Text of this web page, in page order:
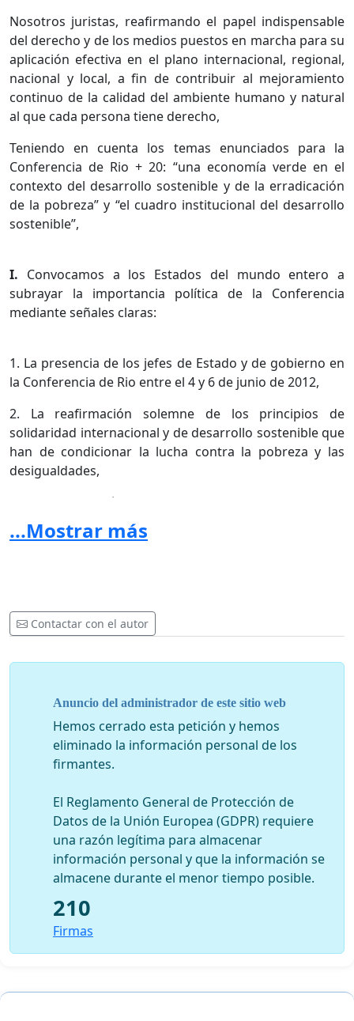
Nosotros juristas, reafirmando el papel indispensable
del derecho y de los medios puestos en marcha para su
aplicación efectiva en el plano internacional, regional,
nacional y local, a fin de contribuir al mejoramiento
continuo de la calidad del ambiente humano y natural
al que cada persona tiene derecho,
Teniendo en cuenta los temas enunciados para la
Conferencia de Rio + 20: “una economía verde en el
contexto del desarrollo sostenible y de la erradicación
de la pobreza” y “el cuadro institucional del desarrollo
sostenible”,
I. Convocamos a los Estados del mundo entero a
subrayar la importancia política de la Conferencia
mediante señales claras:
1. La presencia de los jefes de Estado y de gobierno en
la Conferencia de Rio entre el 4 y 6 de junio de 2012,
2. La reafirmación solemne de los principios de
solidaridad internacional y de desarrollo sostenible que
han de condicionar la lucha contra la pobreza y las
desigualdades,
3. La proclamación de la interdependencia entre la paz
y la seguridad en el mundo, el respeto a los derechos
humanos y la protección del ambiente,
importantes lagunas del derecho internacional
mediante:
derecho ambiental,
2. El compromiso de los Estados de aplicar
efectivamente la democracia ambiental, tal como es
definida por el principio 10 de la Declaración de Rio de
participación y al acceso a la justicia, sea ratificando los
instrumentos convencionales existentes en este tema,
sea creando nuevas convenciones regionales o
mundiales,
ratificar o adherirse a las convenciones de protección
del ambiente mundiales y regionales, ya estén o no en
vigor,
...Mostrar más
Contactar con el autor
Anuncio del administrador de este sitio web
Hemos cerrado esta petición y hemos
eliminado la información personal de los
firmantes.
El Reglamento General de Protección de
Datos de la Unión Europea (GDPR) requiere
una razón legítima para almacenar
información personal y que la información se
almacene durante el menor tiempo posible.
210
Firmas